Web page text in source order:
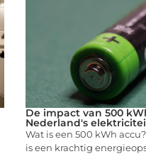
De impact van 500
Nederland's
Wat is een 500 kWh
is een krachtig